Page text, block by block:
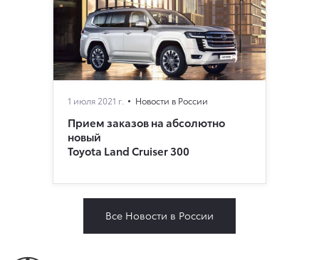
1 июля 2021 г. Новости в России
Прием заказов на абсолютно
новый
Toyota Land Cruiser 300
Все Новости в России